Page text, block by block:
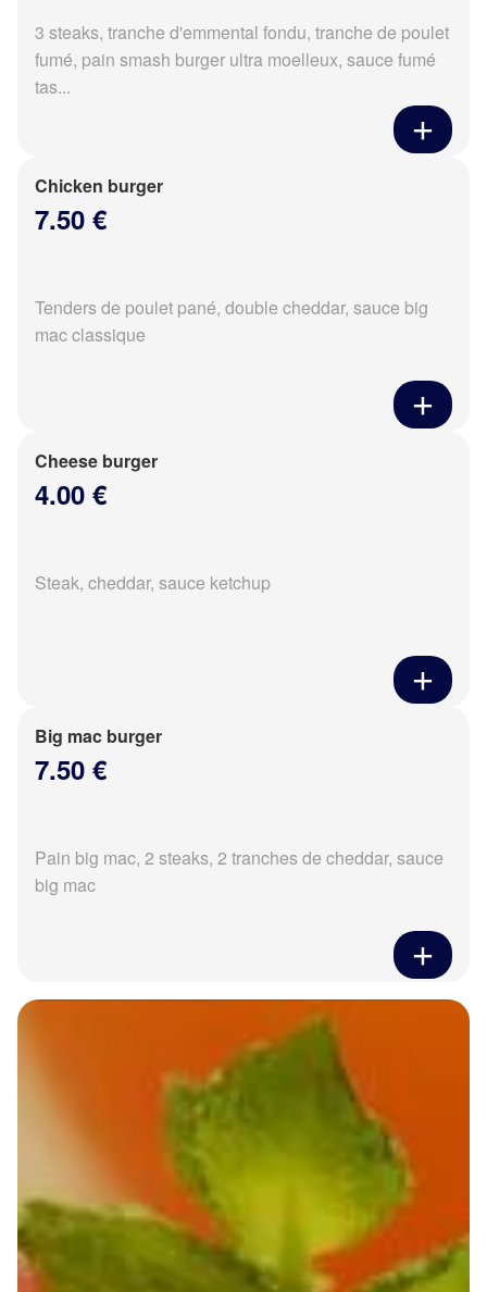
3 steaks, tranche d'emmental fondu, tranche de poulet
fumé, pain smash burger ultra moelleux, sauce fumé
tas...
Chicken burger
7.50 €
Tenders de poulet pané, double cheddar, sauce big
mac classique
Cheese burger
4.00 €
Steak, cheddar, sauce ketchup
Big mac burger
7.50 €
Pain big mac, 2 steaks, 2 tranches de cheddar, sauce
big mac